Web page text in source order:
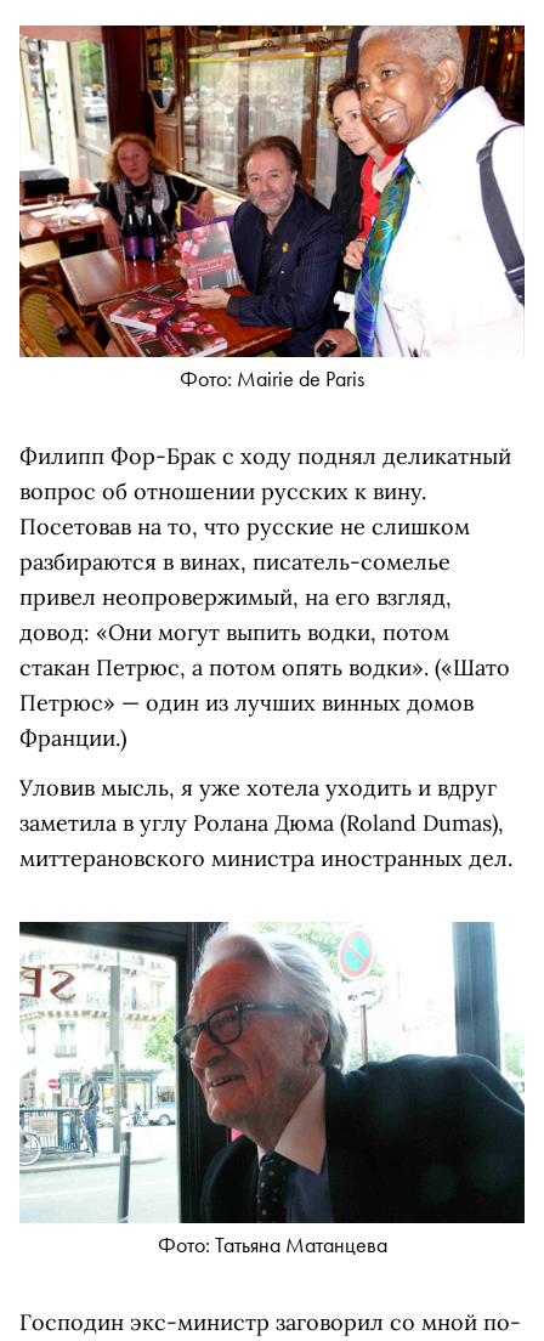
Фото: Mairie de Paris
Филипп Фор-Брак с ходу поднял деликатный
вопрос об отношении русских к вину.
Посетовав на то, что русские не слишком
разбираются в винах, писатель-сомелье
привел неопровержимый, на его взгляд,
довод: «Они могут выпить водки, потом
стакан Петрюс, а потом опять водки». («Шато
Петрюс» — один из лучших винных домов
Франции.)
Уловив мысль, я уже хотела уходить и вдруг
заметила в углу Ролана Дюма (Roland Dumas),
миттерановского министра иностранных дел.
Фото: Татьяна Матанцева
Господин экс-министр заговорил со мной по-